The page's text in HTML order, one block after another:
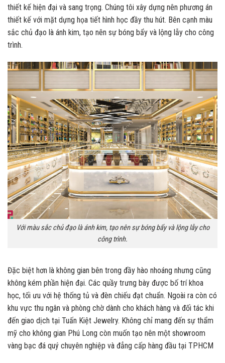
thiết kế hiện đại và sang trọng. Chúng tôi xây dựng nên phương án
thiết kế với mặt dựng họa tiết hình học đầy thu hút. Bên cạnh màu
sắc chủ đạo là ánh kim, tạo nên sự bóng bẩy và lộng lẫy cho công
trình.
Với màu sắc chủ đạo là ánh kim, tạo nên sự bóng bẩy và lộng lẫy cho
công trình.
Đặc biệt hơn là không gian bên trong đầy hào nhoáng nhưng cũng
không kém phần hiện đại. Các quầy trưng bày được bố trí khoa
học, tối ưu với hệ thống tủ và đèn chiếu đạt chuẩn. Ngoài ra còn có
khu vực thu ngân và phòng chờ dành cho khách hàng và đối tác khi
đến giao dịch tại Tuấn Kiệt Jewelry. Không chỉ mang đến sự thẩm
mỹ cho không gian Phú Long còn muốn tạo nên một showroom
vàng bạc đá quý chuyên nghiệp và đẳng cấp hàng đầu tại TPHCM